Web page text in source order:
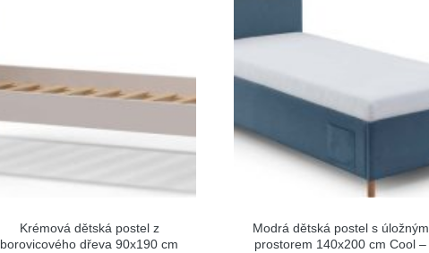
Krémová dětská postel z
borovicového dřeva 90x190 cm
Modrá dětská postel s úložným
prostorem 140x200 cm Cool –